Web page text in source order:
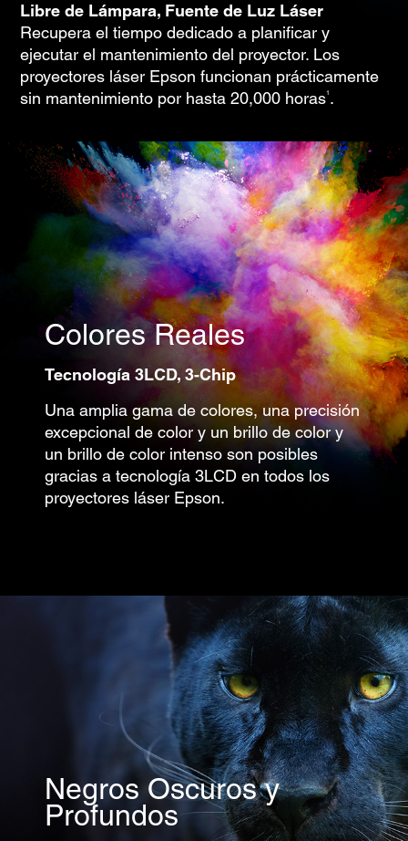
Libre de Lámpara, Fuente de Luz Láser
Recupera el tiempo dedicado a planificar y
ejecutar el mantenimiento del proyector. Los
proyectores láser Epson funcionan prácticamente
sin mantenimiento por hasta 20,000 horas1 .
Colores Reales
Tecnología 3LCD, 3-Chip
Una amplia gama de colores, una precisión
excepcional de color y un brillo de color y
un brillo de color intenso son posibles
gracias a tecnología 3LCD en todos los
proyectores láser Epson.
Negros Oscuros y
Profundos